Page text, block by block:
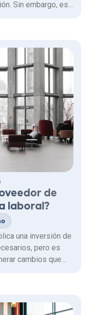
Sin embargo, es
…
de
laboral?
una inversión de
pero es
cambios que